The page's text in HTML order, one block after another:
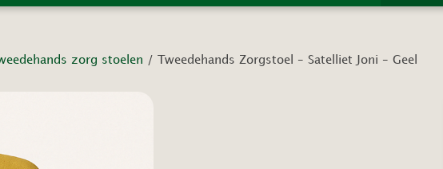
zorg stoelen / Tweedehands Zorgstoel – Satelliet Joni – Geel